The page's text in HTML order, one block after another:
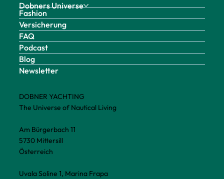
DOBNER YACHTING
The Universe of Nautical Living
Am Bürgerbach 11
5730 Mittersill
Österreich
Uvala Soline 1, Marina Frapa
Dobners Universe
Fashion
Versicherung
FAQ
Podcast
Blog
Newsletter